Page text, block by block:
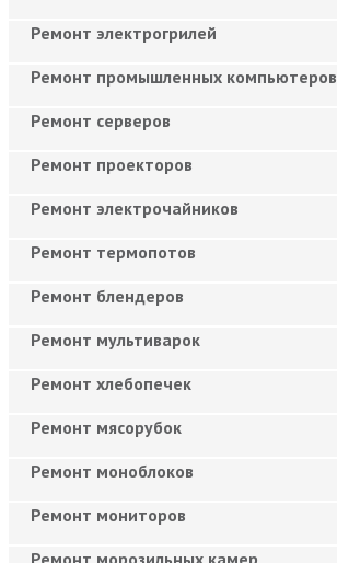
Ремонт электрогрилей
Ремонт промышленных компьютеров
Ремонт серверов
Ремонт проекторов
Ремонт электрочайников
Ремонт термопотов
Ремонт блендеров
Ремонт мультиварок
Ремонт хлебопечек
Ремонт мясорубок
Ремонт моноблоков
Ремонт мониторов
Ремонт морозильных камер